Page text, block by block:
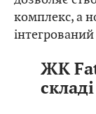
комплекс, а
ЖК